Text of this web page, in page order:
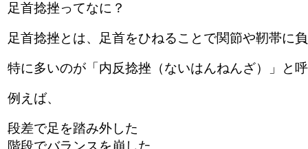
足首捻挫ってなに？
足首捻挫とは、足首をひねることで関節や靭帯に
特に多いのが「内反捻挫（ないはんねんざ）」と
例えば、
段差で足を踏み外した
階段でバランスを崩した